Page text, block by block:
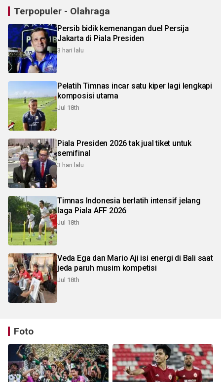
Terpopuler - Olahraga
Persib bidik kemenangan duel Persija
Jakarta di Piala Presiden
3 hari lalu
Pelatih Timnas incar satu kiper lagi lengkapi
komposisi utama
Jul 18th
Piala Presiden 2026 tak jual tiket untuk
semifinal
3 hari lalu
Timnas Indonesia berlatih intensif jelang
laga Piala AFF 2026
Jul 18th
Veda Ega dan Mario Aji isi energi di Bali saat
jeda paruh musim kompetisi
Jul 18th
Foto